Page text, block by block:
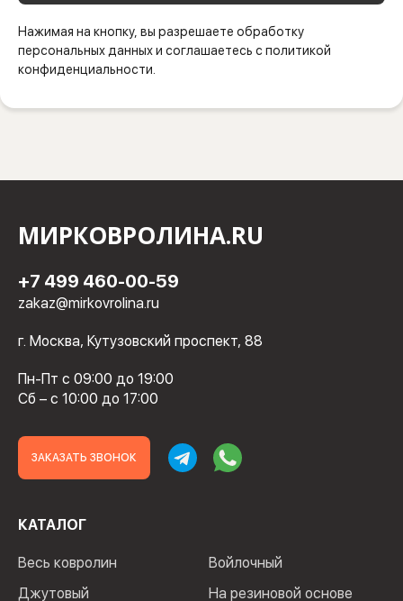
Нажимая на кнопку, вы разрешаете обработку
персональных данных и соглашаетесь с политикой
конфиденциальности.
МИРКОВРОЛИНА.RU
+7 499 460-00-59
zakaz@mirkovrolina.ru
г. Москва, Кутузовский проспект, 88
Пн-Пт с 09:00 до 19:00
Сб – с 10:00 до 17:00
ЗАКАЗАТЬ ЗВОНОК
КАТАЛОГ
Весь ковролин
Джутовый
Войлочный
На резиновой основе